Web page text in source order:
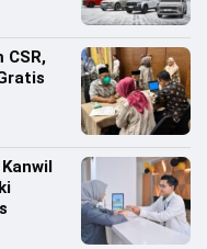
CSR,